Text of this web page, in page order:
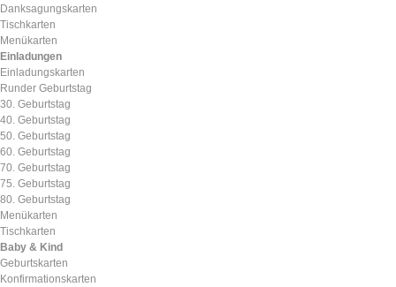
Danksagungskarten
Tischkarten
Menükarten
Einladungen
Einladungskarten
Runder Geburtstag
30. Geburtstag
40. Geburtstag
50. Geburtstag
60. Geburtstag
70. Geburtstag
75. Geburtstag
80. Geburtstag
Menükarten
Tischkarten
Baby & Kind
Geburtskarten
Konfirmationskarten